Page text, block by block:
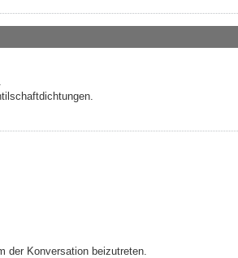
der Konversation beizutreten.